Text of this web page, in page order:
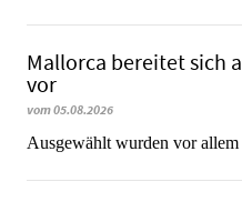
Mallorca bereitet sich
vor
vom 05.08.2026
Ausgewählt wurden vor allem